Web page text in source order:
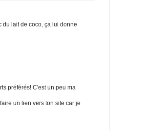
du lait de coco, ça lui donne
préférés! C'est un peu ma
un lien vers ton site car je